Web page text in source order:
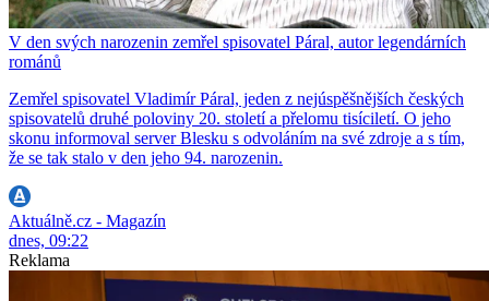
V den svých narozenin zemřel spisovatel Páral, autor legendárních
románů
Zemřel spisovatel Vladimír Páral, jeden z nejúspěšnějších českých
spisovatelů druhé poloviny 20. století a přelomu tisíciletí. O jeho
skonu informoval server Blesku s odvoláním na své zdroje a s tím,
že se tak stalo v den jeho 94. narozenin.
Aktuálně.cz - Magazín
dnes, 09:22
Reklama